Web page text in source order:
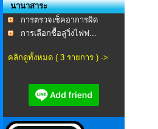
นานาสาระ
การตรวจเช็คอาการผิด
ปกต...การเลือกชื้อลู่วิ่งไฟฟ...
คลิกดูทั้งหมด ( 3 รายการ ) ->